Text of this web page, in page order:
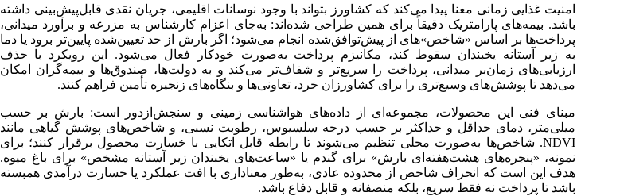
امنیت غذایی زمانی معنا پیدا می‌کند که کشاورز بتواند با وجود نوسانات اقلیمی، جریان نقدی قابل‌پیش‌بینی داشته
باشد. بیمه‌های پارامتریک دقیقاً برای همین طراحی شده‌اند: به‌جای اعزام کارشناس به مزرعه و برآورد میدانی،
پرداخت‌ها بر اساس «شاخص»‌های از پیش‌توافق‌شده انجام می‌شود؛ اگر بارش از حد تعیین‌شده پایین‌تر برود یا دما
به زیر آستانه یخبندان سقوط کند، مکانیزم پرداخت به‌صورت خودکار فعال می‌شود. این رویکرد با حذف
ارزیابی‌های زمان‌بر میدانی، پرداخت را سریع‌تر و شفاف‌تر می‌کند و به دولت‌ها، صندوق‌ها و بیمه‌گران امکان
می‌دهد تا پوشش‌های وسیع‌تری را برای کشاورزان خرد، تعاونی‌ها و بنگاه‌های زنجیره تأمین فراهم کنند.
مبنای فنی این محصولات، مجموعه‌ای از داده‌های هواشناسی زمینی و سنجش‌ازدور است: بارش بر حسب
میلی‌متر، دمای حداقل و حداکثر بر حسب درجه سلسیوس، رطوبت نسبی، و شاخص‌های پوشش گیاهی مانند
NDVI. شاخص‌ها به‌صورت محلی تنظیم می‌شوند تا رابطه قابل اتکایی با خسارت محصول برقرار کنند؛ برای
نمونه، «پنجره‌های هشت‌هفته‌ای بارش» برای گندم یا «ساعت‌های یخبندان زیر آستانه مشخص» برای باغ میوه.
هدف این است که انحراف شاخص از محدوده عادی، به‌طور معناداری با افت عملکرد یا خسارت درآمدی همبسته
باشد تا پرداخت نه فقط سریع، بلکه منصفانه و قابل دفاع باشد.